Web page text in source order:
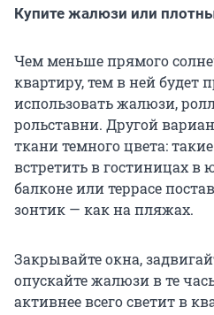
Купите жалюзи или
Чем меньше прямого
квартиру, тем в ней будет
использовать жалюзи,
рольставни. Другой
ткани темного цвета:
встретить в гостиницах в
балконе или террасе
зонтик — как на пляжах.
Закрывайте окна,
опускайте жалюзи в те
активнее всего светит в